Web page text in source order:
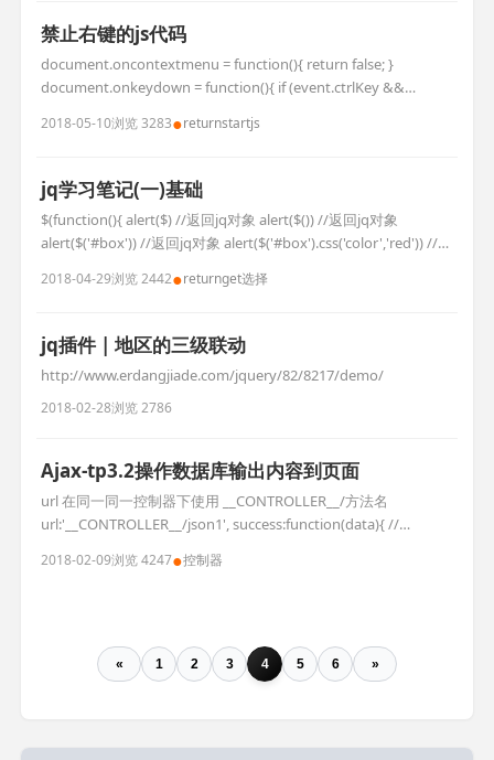
禁止右键的js代码
document.oncontextmenu = function(){ return false; }
document.onkeydown = function(){ if (event.ctrlKey &&
document.body.oncopy = func
2018-05-10浏览 3283●returnstartjs
jq学习笔记(一)基础
$(function(){ alert($) //返回jq对象 alert($()) //返回jq对象
alert($('#box')) //返回jq对象 alert($('#box').css('color','red')) //返
式: $(funct
2018-04-29浏览 2442●returnget选择
jq插件 | 地区的三级联动
http://www.erdangjiade.com/jquery/82/8217/demo/
2018-02-28浏览 2786
Ajax-tp3.2操作数据库输出内容到页面
url 在同一同一控制器下使用 __CONTROLLER__/方法名
url:'__CONTROLLER__/json1', success:function(data){ //
$('').html(data[i].name).a
2018-02-09浏览 4247●控制器
« 1 2 3 4 5 6 »